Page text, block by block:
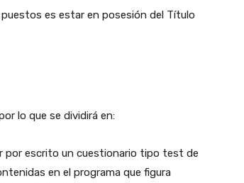
es estar en posesión del Título
lo que se dividirá en:
por escrito un cuestionario tipo test de
en el programa que figura